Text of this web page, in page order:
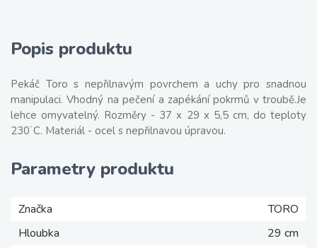
Popis produktu
Pekáč Toro s nepřilnavým povrchem a uchy pro snadnou
manipulaci. Vhodný na pečení a zapékání pokrmů v troubě.Je
lehce omyvatelný. Rozměry - 37 x 29 x 5,5 cm, do teploty
230˙C. Materiál - ocel s nepřilnavou úpravou.
Parametry produktu
Značka
TORO
Hloubka
29 cm